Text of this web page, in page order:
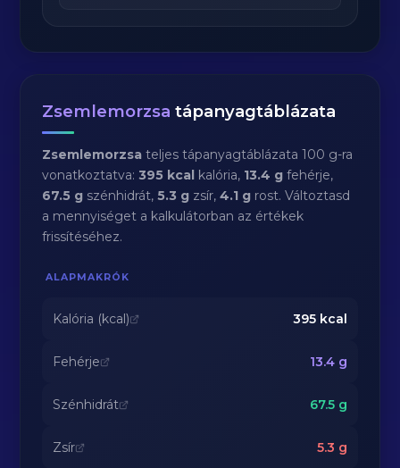
Zsemlemorzsa tápanyagtáblázata
Zsemlemorzsa teljes tápanyagtáblázata 100 g-ra
vonatkoztatva:395 kcal kalória, 13.4 g fehérje,
67.5 g szénhidrát,5.3 g zsír,4.1 g rost. Változtasd
a mennyiséget a kalkulátorban az értékek
frissítéséhez.
ALAPMAKRÓK
Kalória (kcal) 395kcal
Fehérje 13.4g
Szénhidrát 67.5g
Zsír 5.3 g